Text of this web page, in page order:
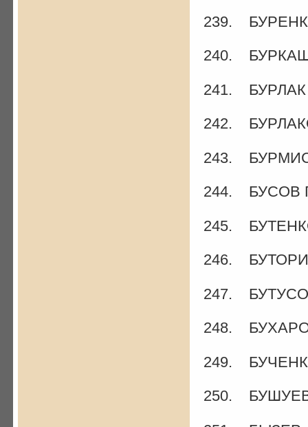
239.
240.
241. БУРЛАК
242.
243.
244. БУСОВ
245.
246.
247.
248.
249.
250. БУШУЕВ